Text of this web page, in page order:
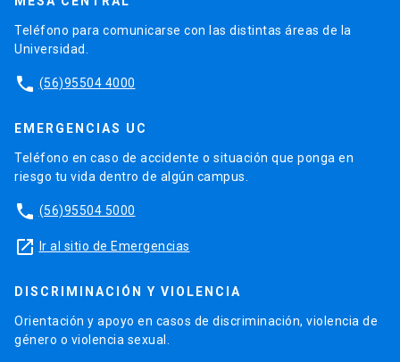
Teléfono para comunicarse con las distintas áreas de la
Universidad.
phone (56)95504 4000
EMERGENCIAS UC
Teléfono en caso de accidente o situación que ponga en
riesgo tu vida dentro de algún campus.
phone (56)95504 5000
launch Ir al sitio de Emergencias
DISCRIMINACIÓN Y VIOLENCIA
Orientación y apoyo en casos de discriminación, violencia de
género o violencia sexual.